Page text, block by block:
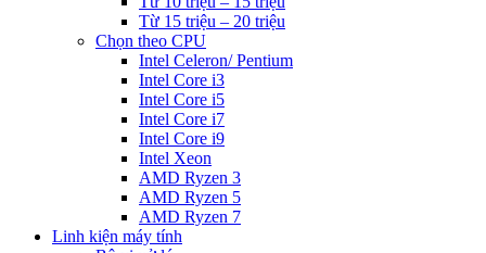
Từ 15 triệu – 20 triệu
Chọn theo CPU
Intel Celeron/ Pentium
Intel Core i3
Intel Core i5
Intel Core i7
Intel Core i9
Intel Xeon
AMD Ryzen 3
AMD Ryzen 5
AMD Ryzen 7
Linh kiện máy tính